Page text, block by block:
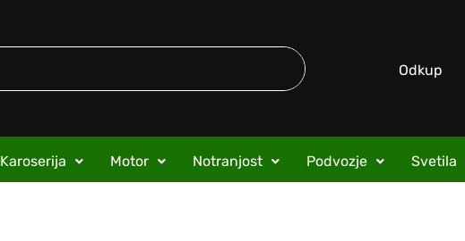
Odkup
Karoserija Motor Notranjost Podvozje Svetila